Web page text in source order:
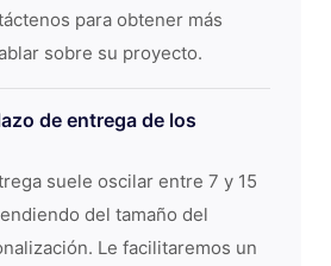
para obtener más
sobre su proyecto.
de entrega de los
suele oscilar entre 7 y 15
del tamaño del
Le facilitaremos un